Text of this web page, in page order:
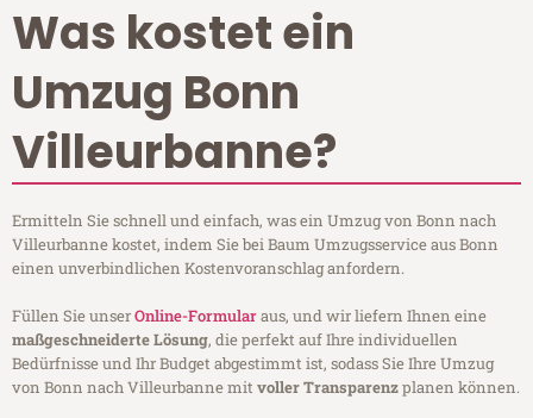
Was kostet ein
Umzug Bonn
Villeurbanne?
Ermitteln Sie schnell und einfach, was ein Umzug von Bonn nach
Villeurbanne kostet, indem Sie bei Baum Umzugsservice aus Bonn
einen unverbindlichen Kostenvoranschlag anfordern.
Füllen Sie unserOnline-Formularaus, und wir liefern Ihnen eine
maßgeschneiderte Lösung, die perfekt auf Ihre individuellen
Bedürfnisse und Ihr Budget abgestimmt ist, sodass Sie Ihre Umzug
von Bonn nach Villeurbanne mitvoller Transparenzplanen können.